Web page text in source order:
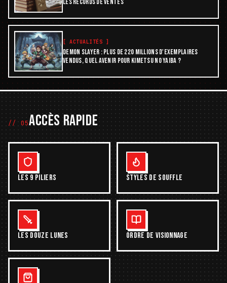
[ ACTUALITÉS ]
DEMON SLAYER : PLUS DE 220 MILLIONS D'EXEMPLAIRES
VENDUS, QUEL AVENIR POUR KIMETSU NO YAIBA ?
// 05ACCÈS RAPIDE
LES 9 PILIERS STYLES DE SOUFFLE
LES DOUZE LUNES ORDRE DE VISIONNAGE